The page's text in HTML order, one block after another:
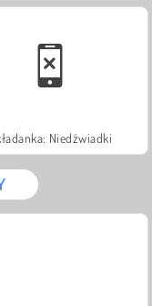
Niedźwiadki